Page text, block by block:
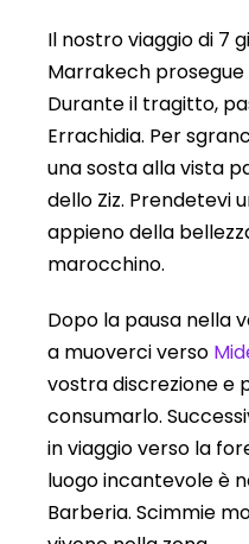
Il nostro viaggio di 7
Marrakech prosegue
Durante il tragitto,
Errachidia. Per
una sosta alla vista
dello Ziz. Prendetevi
appieno della
marocchino.
Dopo la pausa nella
a muoverci verso
vostra discrezione e
consumarlo.
in viaggio verso la
luogo incantevole è
Barberia. Scimmie